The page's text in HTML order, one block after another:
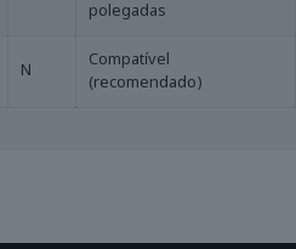
polegadas
N
Compatível
(recomendado)